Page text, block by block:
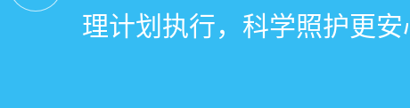
财务、营销全流程管理
理计划执行，科学照护更安
度，提升入住率与客户满意
怀，提升复购与转介绍